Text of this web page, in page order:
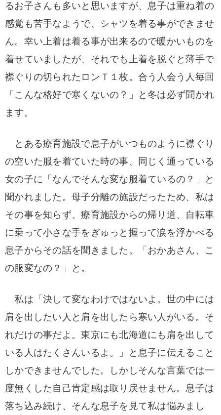
るお子さんも多いと思いますが、息子は重ね着の
感覚も苦手なようで、シャツを着る事ができませ
ん。幸い上着は着る事が出来るので暖かいものを
着せていましたが、それでも上着を脱ぐと薄手で
襟ぐりの切られたロンＴ１枚。合う人会う人毎回
「こんな格好で寒くないの？」と冬は必ず聞かれ
ます。
とある療育施設で息子がいつものように襟ぐり
の空いた服を着ていた時の事、同じく通っている
女の子に「なんでそんな変な服着ているの？」と
聞かれました。母子分離の施設だったため、私は
その事を知らず、療育施設からの帰り道、自転車
に乗って小さな手をぎゅっと握って涙を浮かべる
息子からその話を聞きました。「おかあさん、こ
の服変なの？」と。
私は「決して変なわけではないよ。世の中には
肩を出したい人と肩を出したら寒い人がいる。そ
れだけの事だよ。東京にも北海道にも肩を出して
いる人はたくさんいるよ。」と息子に伝えること
しかできませんでした。しかしそんな言葉では一
度無くした自己肯定感は取り戻せません。息子は
落ち込み続け、そんな息子を見て私は悩みまし